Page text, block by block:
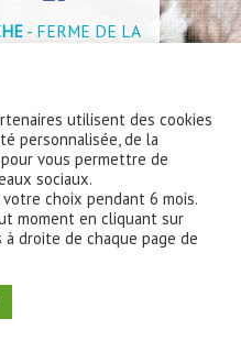
- FERME DE LA
63 14 -
confidentialité
- Création
à Blois
utilisent des cookies
personnalisée, de la
vous permettre de
sociaux.
choix pendant 6 mois.
moment en cliquant sur
à droite de chaque page de